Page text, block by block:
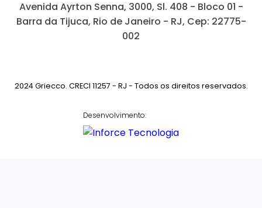
Avenida Ayrton Senna, 3000, Sl. 408 - Bloco 01 -
Barra da Tijuca, Rio de Janeiro - RJ, Cep: 22775-
002
2024 Griecco. CRECI 11257 - RJ - Todos os direitos reservados.
Desenvolvimento: